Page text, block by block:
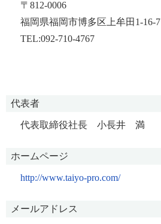
〒812-0006
福岡県福岡市博多区上牟田1-16-7
TEL:092-710-4767
代表者
代表取締役社長 小長井 満
ホームページ
http://www.taiyo-pro.com/
メールアドレス